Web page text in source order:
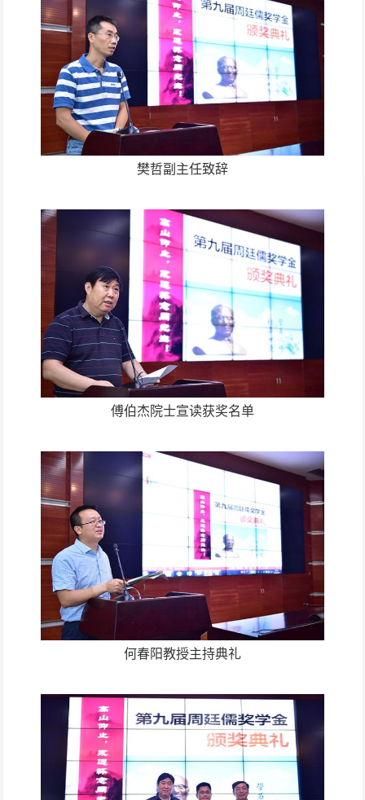
樊哲副主任致辞
傅伯杰院士宣读获奖名单
何春阳教授主持典礼